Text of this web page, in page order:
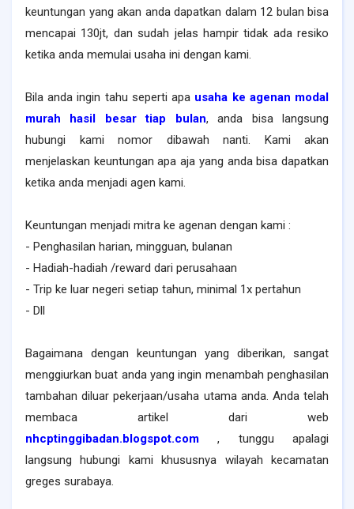
keuntungan yang akan anda dapatkan dalam 12 bulan bisa
mencapai 130jt, dan sudah jelas hampir tidak ada resiko
ketika anda memulai usaha ini dengan kami.
Bila anda ingin tahu seperti apa usaha ke agenan modal
murah hasil besar tiap bulan, anda bisa langsung
hubungi kami nomor dibawah nanti. Kami akan
menjelaskan keuntungan apa aja yang anda bisa dapatkan
ketika anda menjadi agen kami.
Keuntungan menjadi mitra ke agenan dengan kami :
- Penghasilan harian, mingguan, bulanan
- Hadiah-hadiah /reward dari perusahaan
- Trip ke luar negeri setiap tahun, minimal 1x pertahun
- Dll
Bagaimana dengan keuntungan yang diberikan, sangat
menggiurkan buat anda yang ingin menambah penghasilan
tambahan diluar pekerjaan/usaha utama anda. Anda telah
membaca artikel dari web
nhcptinggibadan.blogspot.com , tunggu apalagi
langsung hubungi kami khususnya wilayah kecamatan
greges surabaya.